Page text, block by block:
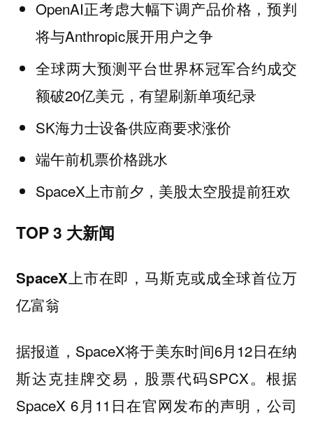
OpenAI正考虑大幅下调产品价格，预判
将与Anthropic展开用户之争
全球两大预测平台世界杯冠军合约成交
额破20亿美元，有望刷新单项纪录
SK海力士设备供应商要求涨价
端午前机票价格跳水
SpaceX上市前夕，美股太空股提前狂欢
TOP 3 大新闻
SpaceX上市在即，马斯克或成全球首位万
亿富翁
据报道，SpaceX将于美东时间6月12日在纳
斯达克挂牌交易，股票代码SPCX。根据
SpaceX 6月11日在官网发布的声明，公司